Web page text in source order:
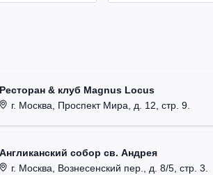
Ресторан & клуб Magnus Locus
г. Москва, Проспект Мира, д. 12, стр. 9.
Англиканский собор св. Андрея
г. Москва, Вознесенский пер., д. 8/5, стр. 3.